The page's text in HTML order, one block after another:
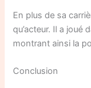
En plus de sa
qu’acteur. Il a joué
montrant ainsi la
Conclusion